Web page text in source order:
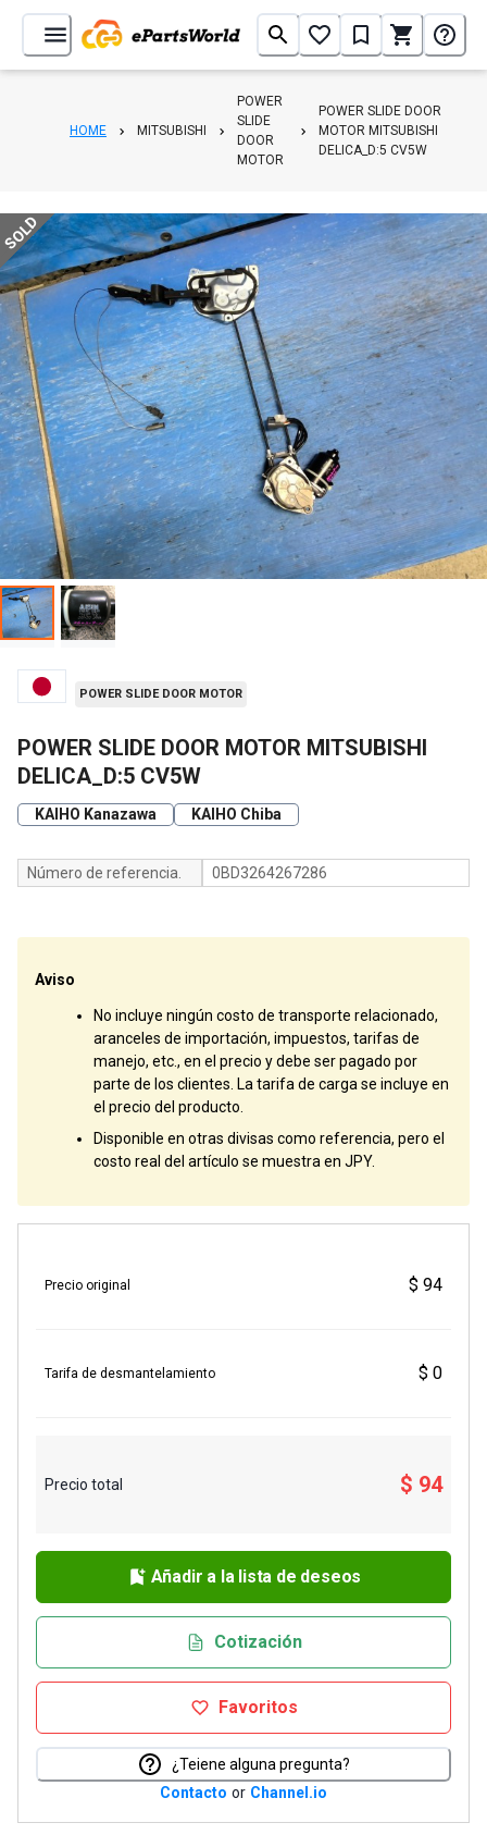
HOME MITSUBISHI
POWER
SLIDE
DOOR
MOTOR
POWER SLIDE DOOR
MOTOR MITSUBISHI
DELICA_D:5 CV5W
1/ 2
SOLD
POWER SLIDE DOOR MOTOR
POWER SLIDE DOOR MOTOR MITSUBISHI
DELICA_D:5 CV5W
KAIHO Kanazawa KAIHO Chiba
Número de referencia. 0BD3264267286
Aviso
No incluye ningún costo de transporte relacionado,
aranceles de importación, impuestos, tarifas de
manejo, etc., en el precio y debe ser pagado por
parte de los clientes. La tarifa de carga se incluye en
el precio del producto.
Disponible en otras divisas como referencia, pero el
costo real del artículo se muestra en JPY.
Precio original $ 94
Tarifa de desmantelamiento $ 0
Precio total $ 94
Añadir a la lista de deseos
Cotización
Favoritos
¿Teiene alguna pregunta?
Contacto or Channel.io